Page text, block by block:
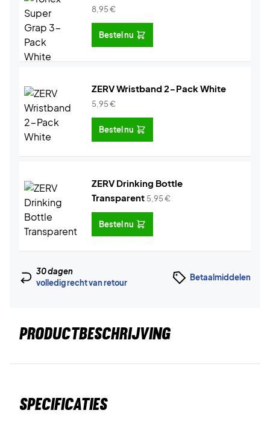
8,95€
Bestel nu
ZERV Wristband 2-Pack White
5,95€
Bestel nu
ZERV Drinking Bottle
Transparent 5,95€
Bestel nu
30 dagen
volledig recht van retour
Betaalmiddelen
PRODUCTBESCHRIJVING
Specificaties